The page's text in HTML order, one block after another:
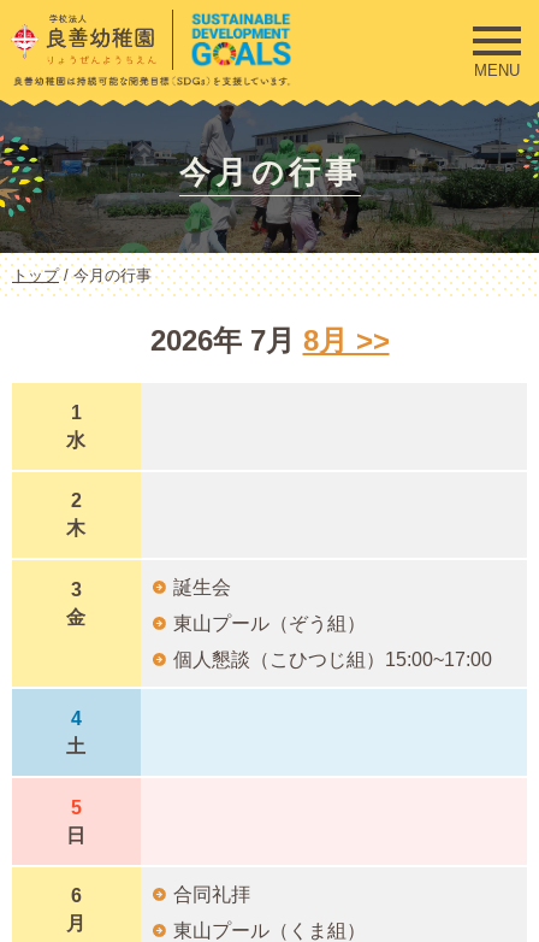
このページの本文へ
MENU
今月の行事
現
在
トップ/今月の行事
2026年 7月 8月 >>
1
水
2
木
3
金
誕生会
東山プール（ぞう組）
個人懇談（こひつじ組）15:00~17:00
4
土
5
日
6
月
合同礼拝
東山プール（くま組）